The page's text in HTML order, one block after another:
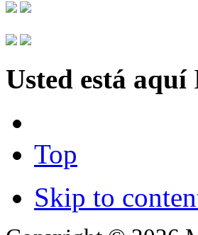
Usted está aquí
Top
Skip to